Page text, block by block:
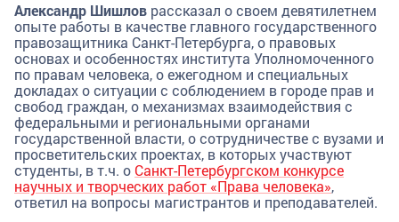
Александр Шишлов рассказал о своем девятилетнем
опыте работы в качестве главного государственного
правозащитника Санкт-Петербурга, о правовых
основах и особенностях института Уполномоченного
по правам человека, о ежегодном и специальных
докладах о ситуации с соблюдением в городе прав и
свобод граждан, о механизмах взаимодействия с
федеральными и региональными органами
государственной власти, о сотрудничестве с вузами и
просветительских проектах, в которых участвуют
студенты, в т.ч. о Санкт-Петербургском конкурсе
научных и творческих работ «Права человека»,
ответил на вопросы магистрантов и преподавателей.